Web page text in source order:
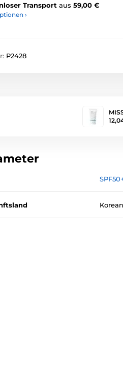
Transport aus 59,00 €
›
P2428